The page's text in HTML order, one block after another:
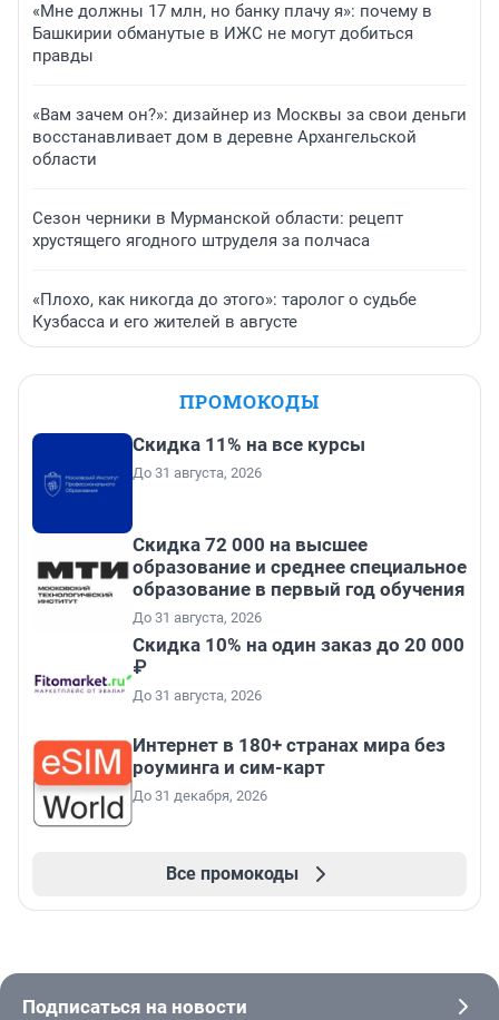
«Мне должны 17 млн, но банку плачу я»: почему в
Башкирии обманутые в ИЖС не могут добиться
правды
«Вам зачем он?»: дизайнер из Москвы за свои деньги
восстанавливает дом в деревне Архангельской
области
Сезон черники в Мурманской области: рецепт
хрустящего ягодного штруделя за полчаса
«Плохо, как никогда до этого»: таролог о судьбе
Кузбасса и его жителей в августе
ПРОМОКОДЫ
Скидка 11% на все курсы
До 31 августа, 2026
Скидка 72 000 на высшее
образование и среднее специальное
образование в первый год обучения
До 31 августа, 2026
Скидка 10% на один заказ до 20 000
₽
До 31 августа, 2026
Интернет в 180+ странах мира без
роуминга и сим-карт
До 31 декабря, 2026
Все промокоды
Подписаться на новости